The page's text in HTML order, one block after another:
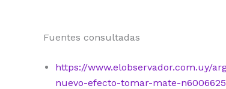
Fuentes consultadas
https://www.elobservador.com.uy/
nuevo-efecto-tomar-mate-n6006625